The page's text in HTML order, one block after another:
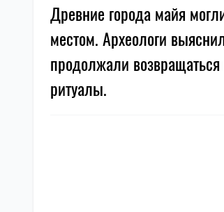
Древние города майя
местом. Археологи
продолжали
ритуалы.